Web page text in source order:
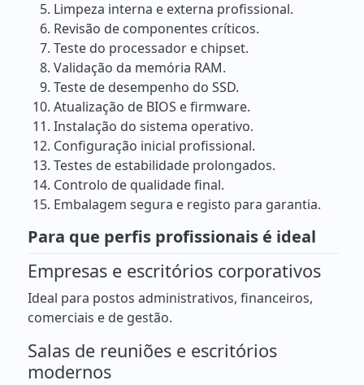
Limpeza interna e externa profissional.
Revisão de componentes críticos.
Teste do processador e chipset.
Validação da memória RAM.
Teste de desempenho do SSD.
Atualização de BIOS e firmware.
Instalação do sistema operativo.
Configuração inicial profissional.
Testes de estabilidade prolongados.
Controlo de qualidade final.
Embalagem segura e registo para garantia.
Para que perfis profissionais é ideal
Empresas e escritórios corporativos
Ideal para postos administrativos, financeiros,
comerciais e de gestão.
Salas de reuniões e escritórios
modernos